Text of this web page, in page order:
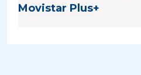
Movistar Plus+